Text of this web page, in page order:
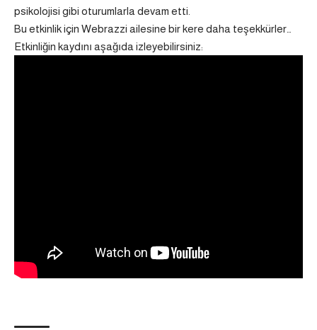
psikolojisi gibi oturumlarla devam etti.
Bu etkinlik için Webrazzi ailesine bir kere daha teşekkürler…
Etkinliğin kaydını aşağıda izleyebilirsiniz: